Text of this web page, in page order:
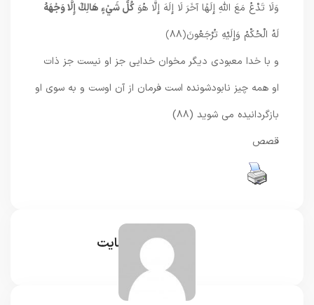
وَلَا تَدْعُ مَعَ اللَّهِ إِلَهًا آخَرَ لَا إِلَهَ إِلَّا هُوَكُلُّ شَيْءٍ هَالِكٌ إِلَّا وَجْهَهُ
لَهُ الْحُكْمُ وَإِلَيْهِ تُرْجَعُونَ﴿۸۸﴾
و با خدا معبودى ديگر مخوان خدايى جز او نيست جز ذات
او همه چيز نابودشونده است فرمان از آن اوست و به سوى او
بازگردانيده مى ‏شويد (۸۸)
قصص
مدیر سایت